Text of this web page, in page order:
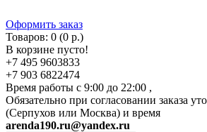
Оформить заказ
Товаров: 0 (0 р.)
В корзине пусто!
+7 495 9603833
+7 903 6822474
Время работы с 9:00 до 22:00 ,
Обязательно при согласовании заказа
(Серпухов или Москва) и время
arenda190.ru@yandex.ru